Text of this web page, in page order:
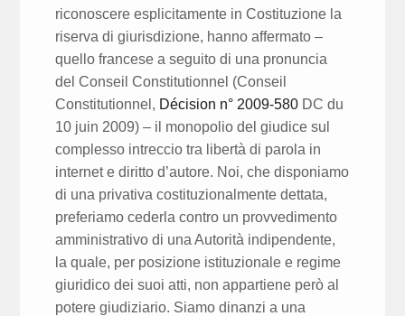
riconoscere esplicitamente in Costituzione la
riserva di giurisdizione, hanno affermato –
quello francese a seguito di una pronuncia
del Conseil Constitutionnel (Conseil
Constitutionnel, Décision n° 2009-580 DC du
10 juin 2009) – il monopolio del giudice sul
complesso intreccio tra libertà di parola in
internet e diritto d’autore. Noi, che disponiamo
di una privativa costituzionalmente dettata,
preferiamo cederla contro un provvedimento
amministrativo di una Autorità indipendente,
la quale, per posizione istituzionale e regime
giuridico dei suoi atti, non appartiene però al
potere giudiziario. Siamo dinanzi a una